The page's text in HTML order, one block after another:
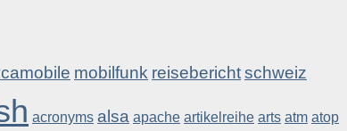
mobilfunk reiseberichtschweiz
acronyms alsa apache artikelreihe arts atm atop